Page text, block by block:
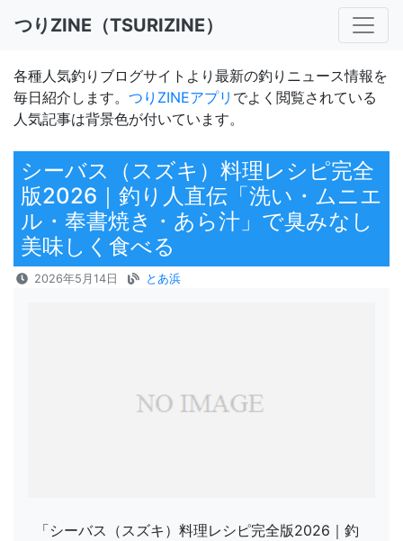
つりZINE（TSURIZINE）
各種人気釣りブログサイトより最新の釣りニュース情報を
毎日紹介します。 つりZINEアプリ でよく閲覧されている
人気記事は背景色が付いています。
シーバス（スズキ）料理レシピ完全
版2026｜釣り人直伝「洗い・ムニエ
ル・奉書焼き・あら汁」で臭みなし
美味しく食べる
2026年5月14日 とあ浜
「シーバス（スズキ）料理レシピ完全版2026｜釣